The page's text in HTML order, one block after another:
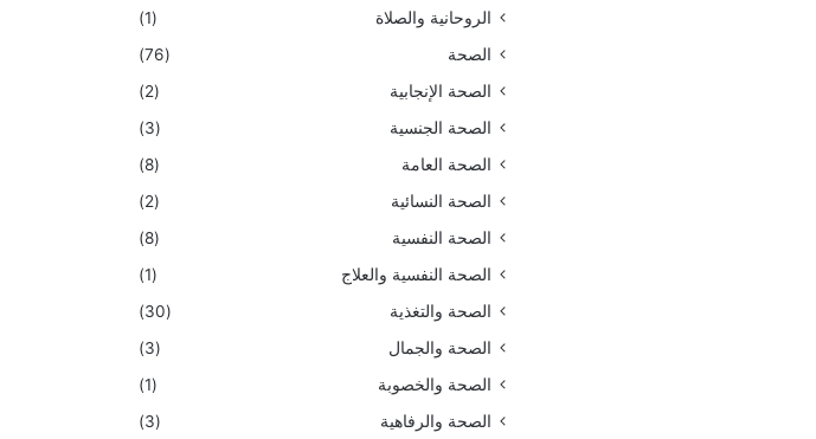
الروحانية والصلاة
(1)
الصحة
(76)
الصحة الإنجابية
(2)
الصحة الجنسية
(3)
الصحة العامة
(8)
الصحة النسائية
(2)
الصحة النفسية
(8)
الصحة النفسية والعلاج
(1)
الصحة والتغذية
(30)
الصحة والجمال
(3)
الصحة والخصوبة
(1)
الصحة والرفاهية
(3)